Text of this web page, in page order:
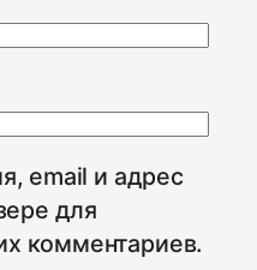
email и адрес
для
комментариев.